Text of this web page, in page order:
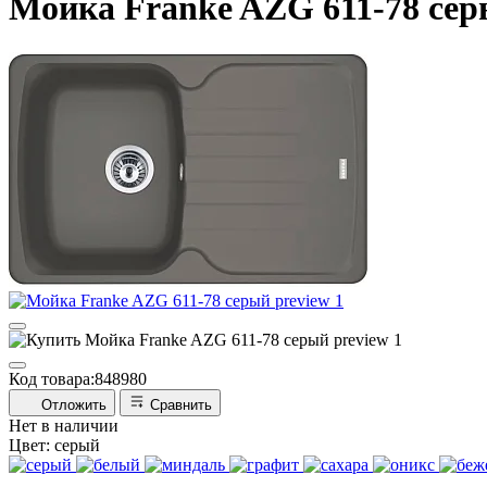
Мойка Franke AZG 611-78
Код товара:848980
Отложить Сравнить
Нет в наличии
Цвет: серый